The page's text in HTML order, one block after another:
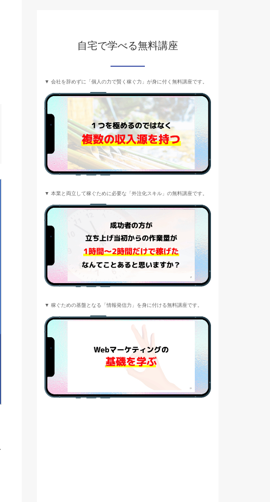
自宅で学べる無料講座
▼ 会社を辞めずに「個人の力で賢く稼ぐ力」が身に付く無料講座です。
▼ 本業と両立して稼ぐために必要な「外注化スキル」の無料講座です。
▼ 稼ぐための基盤となる「情報発信力」を身に付ける無料講座です。